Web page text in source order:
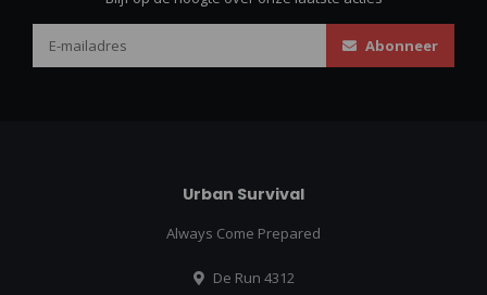
Abonneer
Urban Survival
Always Come Prepared
De Run 4312